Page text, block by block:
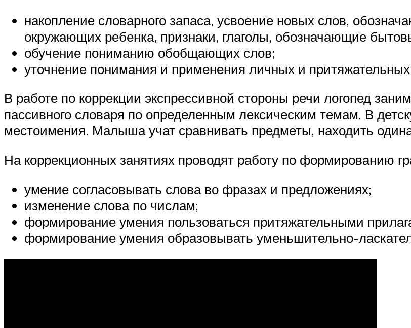
накопление словарного запаса, усвоение новых слов,
окружающих ребенка, признаки, глаголы, обозначающие
обучение пониманию обобщающих слов;
уточнение понимания и применения личных и
В работе по коррекции экспрессивной стороны речи логопед
пассивного словаря по определенным лексическим темам. В
местоимения. Малыша учат сравнивать предметы, находить
На коррекционных занятиях проводят работу по формированию
умение согласовывать слова во фразах и предложениях;
изменение слова по числам;
формирование умения пользоваться притяжательными
формирование умения образовывать уменьшительно-